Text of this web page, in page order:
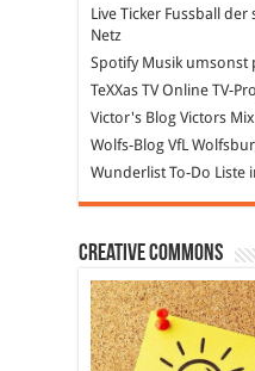
Live Ticker Fussball
der
Netz
SpotifyMusik umsonst
TeXXas TVOnline TV-
Victor's BlogVictors
Wolfs-BlogVfL
WunderlistTo-Do Liste
Creative Commons